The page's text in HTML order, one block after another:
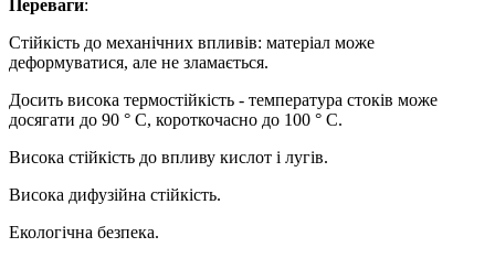
Переваги:
Стійкість до механічних впливів: матеріал може
деформуватися, але не зламається.
Досить висока термостійкість - температура стоків може
досягати до 90 ° С, короткочасно до 100 ° С.
Висока стійкість до впливу кислот і лугів.
Висока дифузійна стійкість.
Екологічна безпека.